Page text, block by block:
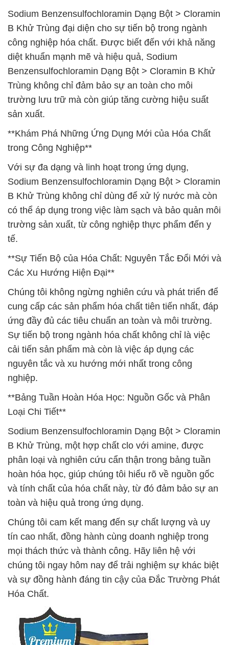
Sodium Benzensulfochloramin Dạng Bột > Cloramin
B Khử Trùng đại diện cho sự tiến bộ trong ngành
công nghiệp hóa chất. Được biết đến với khả năng
diệt khuẩn mạnh mẽ và hiệu quả, Sodium
Benzensulfochloramin Dạng Bột > Cloramin B Khử
Trùng không chỉ đảm bảo sự an toàn cho môi
trường lưu trữ mà còn giúp tăng cường hiệu suất
sản xuất.
**Khám Phá Những Ứng Dụng Mới của Hóa Chất
trong Công Nghiệp**
Với sự đa dạng và linh hoạt trong ứng dụng,
Sodium Benzensulfochloramin Dạng Bột > Cloramin
B Khử Trùng không chỉ dùng để xử lý nước mà còn
có thể áp dụng trong việc làm sạch và bảo quản môi
trường sản xuất, từ công nghiệp thực phẩm đến y
tế.
**Sự Tiến Bộ của Hóa Chất: Nguyên Tắc Đổi Mới và
Các Xu Hướng Hiện Đại**
Chúng tôi không ngừng nghiên cứu và phát triển để
cung cấp các sản phẩm hóa chất tiên tiến nhất, đáp
ứng đầy đủ các tiêu chuẩn an toàn và môi trường.
Sự tiến bộ trong ngành hóa chất không chỉ là việc
cải tiến sản phẩm mà còn là việc áp dụng các
nguyên tắc và xu hướng mới nhất trong công
nghiệp.
**Bảng Tuần Hoàn Hóa Học: Nguồn Gốc và Phân
Loại Chi Tiết**
Sodium Benzensulfochloramin Dạng Bột > Cloramin
B Khử Trùng, một hợp chất clo với amine, được
phân loại và nghiên cứu cẩn thận trong bảng tuần
hoàn hóa học, giúp chúng tôi hiểu rõ về nguồn gốc
và tính chất của hóa chất này, từ đó đảm bảo sự an
toàn và hiệu quả trong ứng dụng.
Chúng tôi cam kết mang đến sự chất lượng và uy
tín cao nhất, đồng hành cùng doanh nghiệp trong
mọi thách thức và thành công. Hãy liên hệ với
chúng tôi ngay hôm nay để trải nghiệm sự khác biệt
và sự đồng hành đáng tin cậy của Đắc Trường Phát
Hóa Chất.